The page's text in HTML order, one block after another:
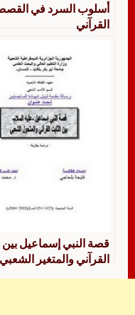
أسلوب السرد في
القرآني
قصة النبي إسماعيل بين
القرآني والمتغير الشعبي